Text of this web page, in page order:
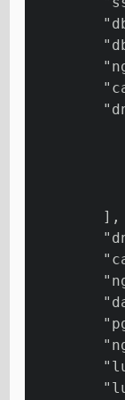
        ],